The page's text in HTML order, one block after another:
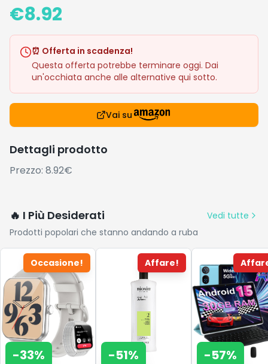
€8.92
⏰ Offerta in scadenza!
Questa offerta potrebbe terminare oggi. Dai
un'occhiata anche alle alternative qui sotto.
Vai su
Dettagli prodotto
Prezzo: 8.92€
🔥 I Più Desiderati
Vedi tutte
Prodotti popolari che stanno andando a ruba
Occasione!
-33%
Affare!
-51% -57%